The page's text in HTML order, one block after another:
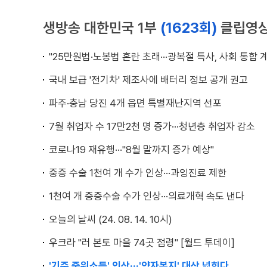
생방송 대한민국 1부 (1623회) 클립영
"25만원법·노봉법 혼란 초래···광복절 특사, 사회 통합
국내 보급 '전기차' 제조사에 배터리 정보 공개 권고
파주·충남 당진 4개 읍면 특별재난지역 선포
7월 취업자 수 17만2천 명 증가···청년층 취업자 감소
코로나19 재유행···"8월 말까지 증가 예상"
중증 수술 1천여 개 수가 인상···과잉진료 제한
1천여 개 중증수술 수가 인상···의료개혁 속도 낸다
오늘의 날씨 (24. 08. 14. 10시)
우크라 "러 본토 마을 74곳 점령" [월드 투데이]